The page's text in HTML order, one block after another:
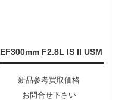
EF300mm F2.8L IS II USM
新品参考買取価格
お問合せ下さい